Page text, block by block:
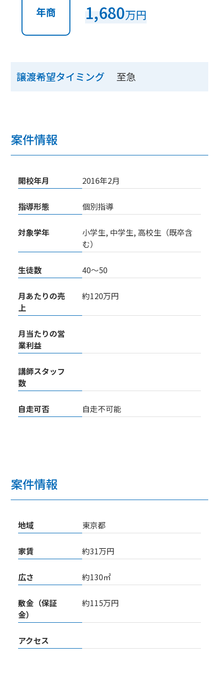
年商 1,680万円
譲渡希望タイミング 至急
案件情報
開校年月 2016年2月
指導形態 個別指導
対象学年
小学生, 中学生, 高校生（既卒含
む）
生徒数 40〜50
月あたりの売
上
約120万円
月当たりの営
業利益
講師スタッフ
数
自走可否 自走不可能
案件情報
地域 東京都
家賃 約31万円
広さ 約130㎡
敷金（保証
金）
約115万円
アクセス